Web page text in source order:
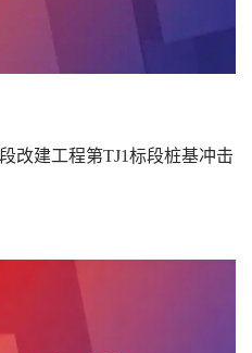
改建工程第TJ1标段桩基冲击